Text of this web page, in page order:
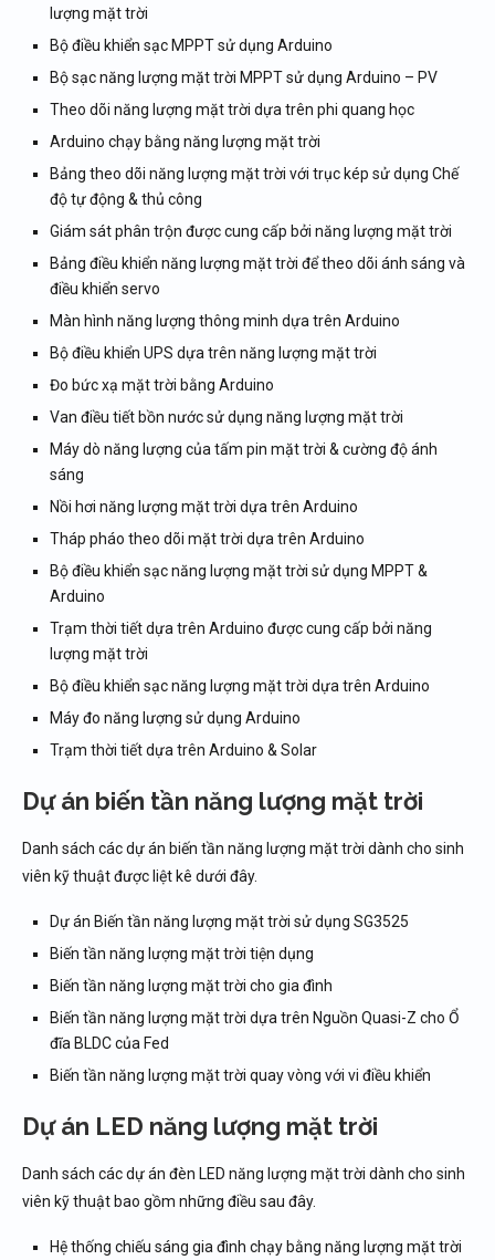
Hàng rào điện sử dụng trong nông nghiệp nông
thôn dựa trên năng lượng mặt trời
Động cơ năng lượng mặt trời với mạch chùm tia
Nếu bạn cần thiết bị đo điện chính hãng, uy tín
lượng mặt trời
Bộ điều khiển sạc MPPT sử dụng Arduino
Bộ sạc năng lượng mặt trời MPPT sử dụng Arduino – PV
Theo dõi năng lượng mặt trời dựa trên phi quang học
Arduino chạy bằng năng lượng mặt trời
Bảng theo dõi năng lượng mặt trời với trục kép sử dụng Chế
độ tự động & thủ công
Giám sát phân trộn được cung cấp bởi năng lượng mặt trời
Bảng điều khiển năng lượng mặt trời để theo dõi ánh sáng và
điều khiển servo
Màn hình năng lượng thông minh dựa trên Arduino
Bộ điều khiển UPS dựa trên năng lượng mặt trời
Đo bức xạ mặt trời bằng Arduino
Van điều tiết bồn nước sử dụng năng lượng mặt trời
Máy dò năng lượng của tấm pin mặt trời & cường độ ánh
sáng
Nồi hơi năng lượng mặt trời dựa trên Arduino
Tháp pháo theo dõi mặt trời dựa trên Arduino
Bộ điều khiển sạc năng lượng mặt trời sử dụng MPPT &
Arduino
Trạm thời tiết dựa trên Arduino được cung cấp bởi năng
lượng mặt trời
Bộ điều khiển sạc năng lượng mặt trời dựa trên Arduino
Máy đo năng lượng sử dụng Arduino
Trạm thời tiết dựa trên Arduino & Solar
Dự án biến tần năng lượng mặt trời
Danh sách các dự án biến tần năng lượng mặt trời dành cho sinh
viên kỹ thuật được liệt kê dưới đây.
Dự án Biến tần năng lượng mặt trời sử dụng SG3525
Biến tần năng lượng mặt trời tiện dụng
Biến tần năng lượng mặt trời cho gia đình
Biến tần năng lượng mặt trời dựa trên Nguồn Quasi-Z cho Ổ
đĩa BLDC của Fed
Biến tần năng lượng mặt trời quay vòng với vi điều khiển
Dự án LED năng lượng mặt trời
Danh sách các dự án đèn LED năng lượng mặt trời dành cho sinh
viên kỹ thuật bao gồm những điều sau đây.
Hệ thống chiếu sáng gia đình chạy bằng năng lượng mặt trời